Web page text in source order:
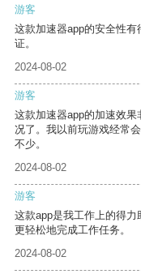
游客
这款加速器app的安全性
证。
2024-08-02
游客
这款加速器app的加速效
况了。我以前玩游戏经常
不少。
2024-08-02
游客
这款app是我工作上的得
更轻松地完成工作任务。
2024-08-02